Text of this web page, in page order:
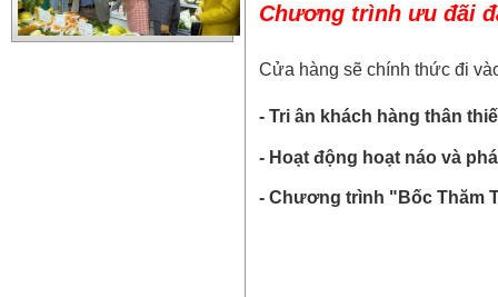
Chương trình ưu đãi
Cửa hàng sẽ chính thức đi
- Tri ân khách hàng thân
- Hoạt động hoạt náo và
- Chương trình "Bốc Thăm